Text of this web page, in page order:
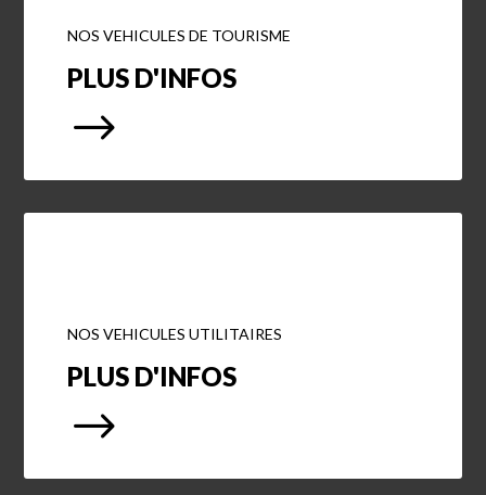
NOS VEHICULES DE TOURISME
PLUS D'INFOS
$
NOS VEHICULES UTILITAIRES
PLUS D'INFOS
$